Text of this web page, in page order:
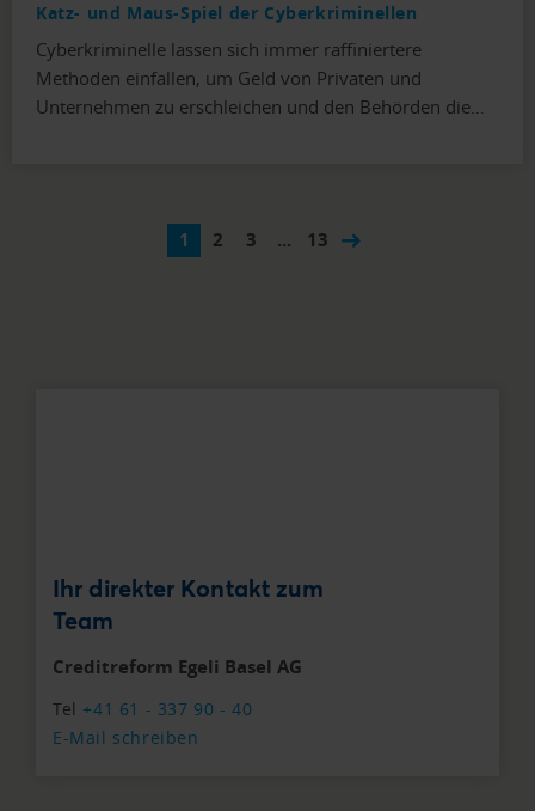
Katz- und Maus-Spiel der Cyberkriminellen
Cyberkriminelle lassen sich immer raffiniertere
Methoden einfallen, um Geld von Privaten und
Unternehmen zu erschleichen und den Behörden die…
1 2 3 ... 13
Ihr direkter Kontakt zum
Team
Creditreform Egeli Basel AG
Tel +41 61 - 337 90 - 40
E-Mail schreiben